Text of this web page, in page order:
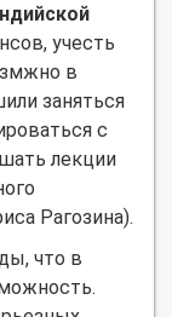
учесть
в
заняться
с
лекции
Рагозина).
что в